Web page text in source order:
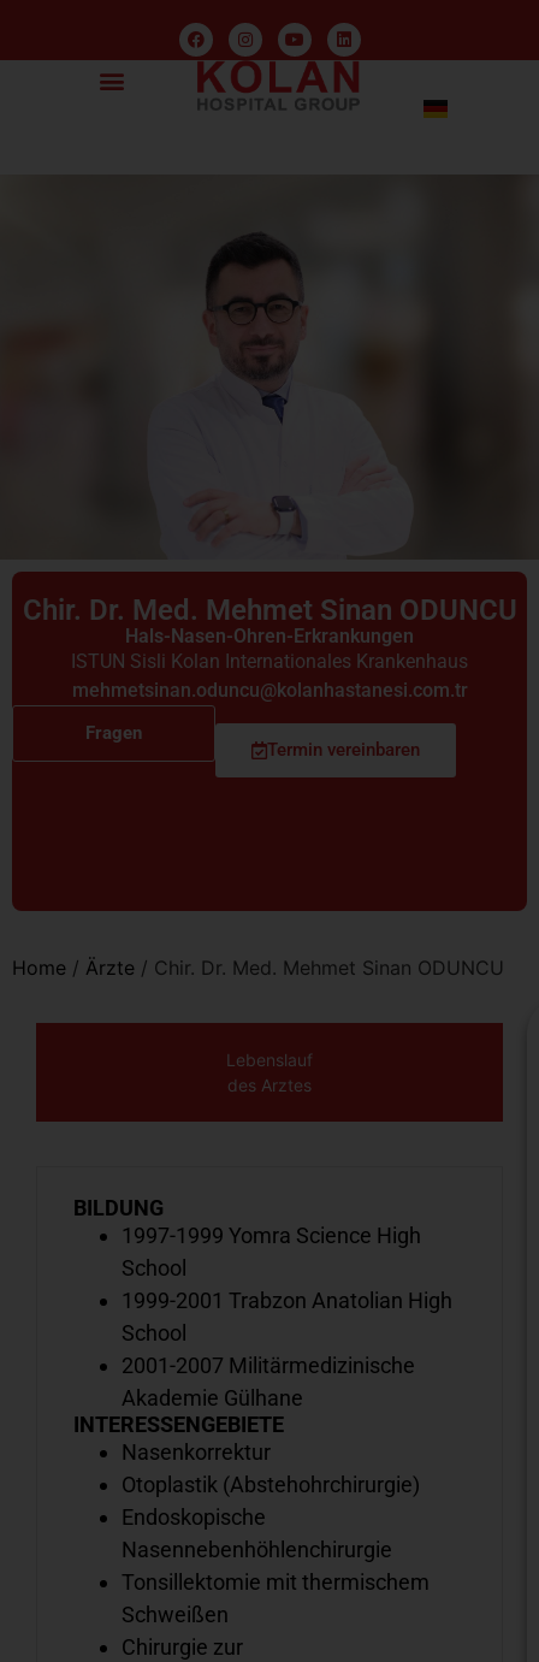
Chir. Dr. Med. Mehmet Sinan ODUNCU
Hals-Nasen-Ohren-Erkrankungen
ISTUN Sisli Kolan Internationales Krankenhaus
mehmetsinan.oduncu@kolanhastanesi.com.tr
Fragen
Termin vereinbaren
Home / Ärzte / Chir. Dr. Med. Mehmet Sinan ODUNCU
Lebenslauf
des Arztes
BILDUNG
1997-1999 Yomra Science High
School
1999-2001 Trabzon Anatolian High
School
2001-2007 Militärmedizinische
Akademie Gülhane
INTERESSENGEBIETE
Nasenkorrektur
Otoplastik (Abstehohrchirurgie)
Endoskopische
Nasennebenhöhlenchirurgie
Tonsillektomie mit thermischem
Schweißen
Chirurgie zur